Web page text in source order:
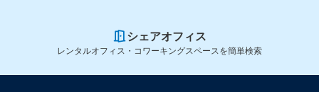
シェアオフィス
レンタルオフィス・コワーキングスペースを簡単検索